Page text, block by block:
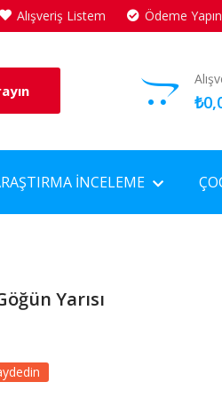
Alışveriş Listem Ödeme Yapın
İNCELEME
Yarısı